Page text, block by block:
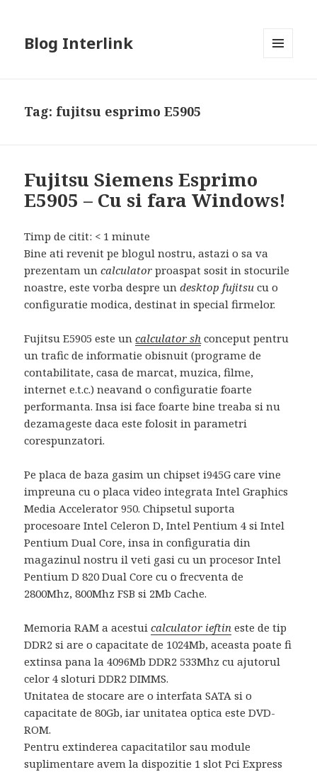
Blog Interlink
Tag: fujitsu esprimo E5905
Fujitsu Siemens Esprimo
E5905 – Cu si fara Windows!
Timp de citit: < 1 minute
Bine ati revenit pe blogul nostru, astazi o sa va
prezentam uncalculator proaspat sosit in stocurile
noastre, este vorba despre undesktop fujitsu cu o
configuratie modica, destinat in special firmelor.
Fujitsu E5905 este uncalculator sh conceput pentru
un trafic de informatie obisnuit (programe de
contabilitate, casa de marcat, muzica, filme,
internet e.t.c.) neavand o configuratie foarte
performanta. Insa isi face foarte bine treaba si nu
dezamageste daca este folosit in parametri
corespunzatori.
Pe placa de baza gasim un chipset i945G care vine
impreuna cu o placa video integrata Intel Graphics
Media Accelerator 950. Chipsetul suporta
procesoare Intel Celeron D, Intel Pentium 4 si Intel
Pentium Dual Core, insa in configuratia din
magazinul nostru il veti gasi cu un procesor Intel
Pentium D 820 Dual Core cu o frecventa de
2800Mhz, 800Mhz FSB si 2Mb Cache.
Memoria RAM a acestuicalculator ieftin este de tip
DDR2 si are o capacitate de 1024Mb, aceasta poate fi
extinsa pana la 4096Mb DDR2 533Mhz cu ajutorul
celor 4 sloturi DDR2 DIMMS.
Unitatea de stocare are o interfata SATA si o
capacitate de 80Gb, iar unitatea optica este DVD-
ROM.
Pentru extinderea capacitatilor sau module
suplimentare avem la dispozitie 1 slot Pci Express